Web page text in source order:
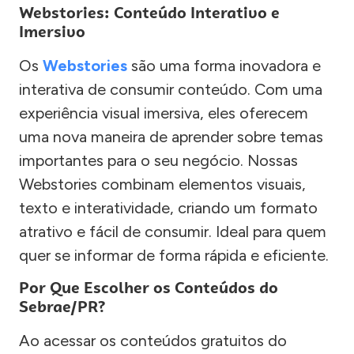
Webstories: Conteúdo Interativo e
Imersivo
Os Webstories são uma forma inovadora e
interativa de consumir conteúdo. Com uma
experiência visual imersiva, eles oferecem
uma nova maneira de aprender sobre temas
importantes para o seu negócio. Nossas
Webstories combinam elementos visuais,
texto e interatividade, criando um formato
atrativo e fácil de consumir. Ideal para quem
quer se informar de forma rápida e eficiente.
Por Que Escolher os Conteúdos do
Sebrae/PR?
Ao acessar os conteúdos gratuitos do